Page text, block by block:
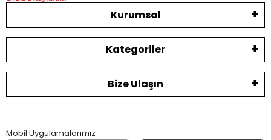
Kurumsal
Kategoriler
Bize Ulaşın
Mobil Uygulamalarımız